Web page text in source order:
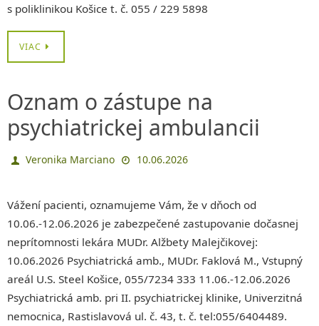
s poliklinikou Košice t. č. 055 / 229 5898
VIAC
Oznam o zástupe na
psychiatrickej ambulancii
Veronika Marciano 10.06.2026
Vážení pacienti, oznamujeme Vám, že v dňoch od
10.06.-12.06.2026 je zabezpečené zastupovanie dočasnej
neprítomnosti lekára MUDr. Alžbety Malejčikovej:
10.06.2026 Psychiatrická amb., MUDr. Faklová M., Vstupný
areál U.S. Steel Košice, 055/7234 333 11.06.-12.06.2026
Psychiatrická amb. pri II. psychiatrickej klinike, Univerzitná
nemocnica, Rastislavová ul. č. 43, t. č. tel:055/6404489.